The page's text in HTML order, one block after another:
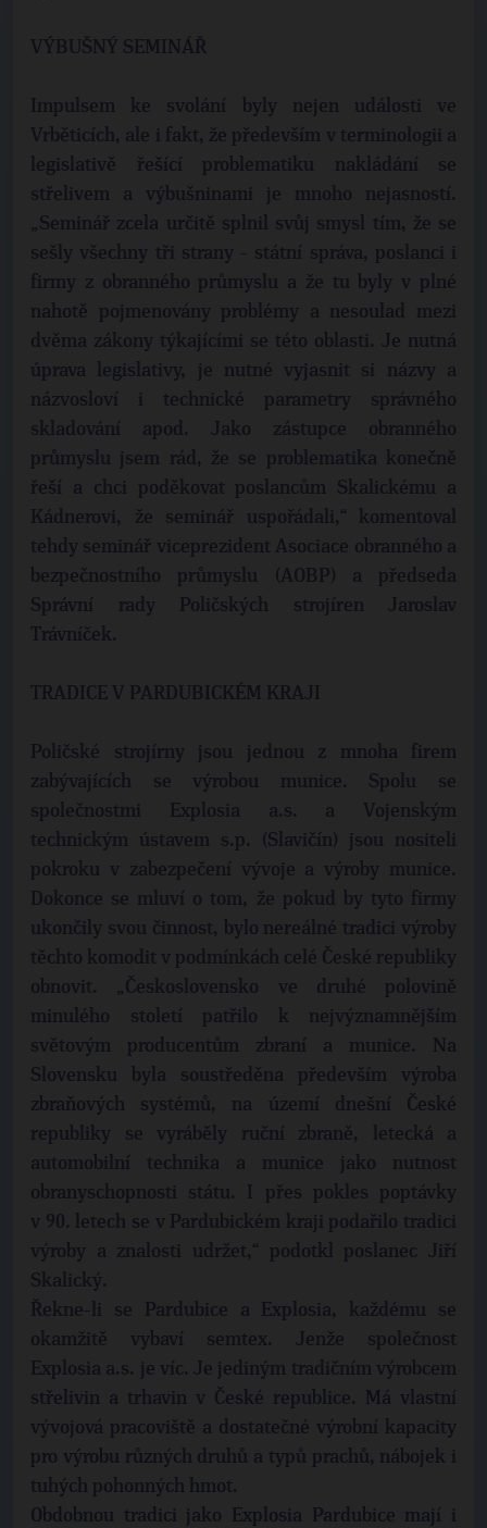
VÝBUŠNÝ SEMINÁŘ
Impulsem ke svolání byly nejen události ve
Vrběticích, ale i fakt, že především v terminologii a
legislativě řešící problematiku nakládání se
střelivem a výbušninami je mnoho nejasností.
„Seminář zcela určitě splnil svůj smysl tím, že se
sešly všechny tři strany - státní správa, poslanci i
firmy z obranného průmyslu a že tu byly v plné
nahotě pojmenovány problémy a nesoulad mezi
dvěma zákony týkajícími se této oblasti. Je nutná
úprava legislativy, je nutné vyjasnit si názvy a
názvosloví i technické parametry správného
skladování apod. Jako zástupce obranného
průmyslu jsem rád, že se problematika konečně
řeší a chci poděkovat poslancům Skalickému a
Kádnerovi, že seminář uspořádali,“ komentoval
tehdy seminář viceprezident Asociace obranného a
bezpečnostního průmyslu (AOBP) a předseda
Správní rady Poličských strojíren Jaroslav
Trávníček.
TRADICE V PARDUBICKÉM KRAJI
Poličské strojírny jsou jednou z mnoha firem
zabývajících se výrobou munice. Spolu se
společnostmi Explosia a.s. a Vojenským
technickým ústavem s.p. (Slavičín) jsou nositeli
pokroku v zabezpečení vývoje a výroby munice.
Dokonce se mluví o tom, že pokud by tyto firmy
ukončily svou činnost, bylo nereálné tradici výroby
těchto komodit v podmínkách celé České republiky
obnovit. „Československo ve druhé polovině
minulého století patřilo k nejvýznamnějším
světovým producentům zbraní a munice. Na
Slovensku byla soustředěna především výroba
zbraňových systémů, na území dnešní České
republiky se vyráběly ruční zbraně, letecká a
automobilní technika a munice jako nutnost
obranyschopnosti státu. I přes pokles poptávky
v 90. letech se v Pardubickém kraji podařilo tradici
výroby a znalosti udržet,“ podotkl poslanec Jiří
Skalický.
Řekne-li se Pardubice a Explosia, každému se
okamžitě vybaví semtex. Jenže společnost
Explosia a.s. je víc. Je jediným tradičním výrobcem
střelivin a trhavin v České republice. Má vlastní
vývojová pracoviště a dostatečné výrobní kapacity
pro výrobu různých druhů a typů prachů, nábojek i
tuhých pohonných hmot.
Obdobnou tradici jako Explosia Pardubice mají i